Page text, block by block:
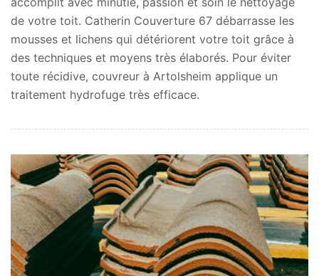
de votre toit. Catherin Couverture 67 débarrasse les
mousses et lichens qui détériorent votre toit grâce à
des techniques et moyens très élaborés. Pour éviter
toute récidive, couvreur à Artolsheim applique un
traitement hydrofuge très efficace.